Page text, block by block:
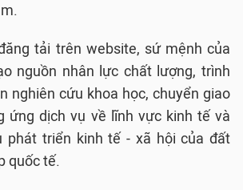
tải trên website, sứ mệnh của
nguồn nhân lực chất lượng, trình
nghiên cứu khoa học, chuyển giao
ứng dịch vụ về lĩnh vực kinh tế và
phát triển kinh tế - xã hội của đất
quốc tế.